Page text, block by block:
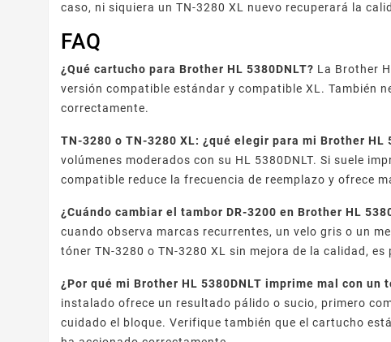
caso, ni siquiera un TN-3280 XL nuevo recuperará la
FAQ
¿Qué cartucho para Brother HL 5380DNLT? La Brother
versión compatible estándar y compatible XL. También
correctamente.
TN-3280 o TN-3280 XL: ¿qué elegir para mi Brother HL
volúmenes moderados con su HL 5380DNLT. Si suele
compatible reduce la frecuencia de reemplazo y ofrece
¿Cuándo cambiar el tambor DR-3200 en Brother HL
cuando observa marcas recurrentes, un velo gris o un
tóner TN-3280 o TN-3280 XL sin mejora de la calidad,
¿Por qué mi Brother HL 5380DNLT imprime mal con un
instalado ofrece un resultado pálido o sucio, primero
cuidado el bloque. Verifique también que el cartucho